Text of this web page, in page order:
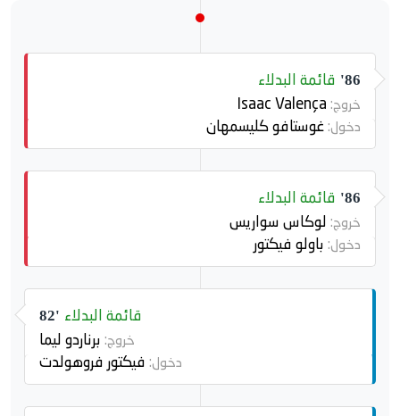
86' قائمة البدلاء
خروج:
دخول:غوستافو كليسمهان
86' قائمة البدلاء
خروج: لوكاس سواريس
دخول: باولو فيكتور
82' قائمة البدلاء
خروج: برناردو ليما
دخول: فيكتور فروهولدت